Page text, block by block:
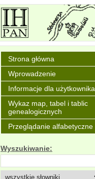
Strona główna
Wprowadzenie
Informacje dla użytkownika
Wykaz map, tabel i tablic
genealogicznych
Przeglądanie alfabetyczne
Wyszukiwanie: